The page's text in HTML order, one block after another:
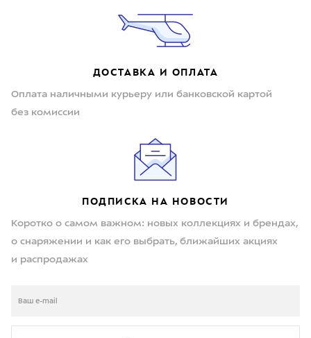
ДОСТАВКА И ОПЛАТА
Оплата наличными курьеру или банковской картой
без комиссии
ПОДПИСКА НА НОВОСТИ
Коротко о самом важном: новых коллекциях и брендах,
о снаряжении и как его выбрать, ближайших акциях
и распродажах